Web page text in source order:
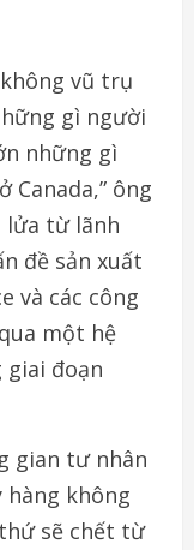
vũ trụ
gì người
những gì
Canada,” ông
lửa từ lãnh
đề sản xuất
và các công
một hệ
đoạn
gian tư nhân
hàng không
sẽ chết từ